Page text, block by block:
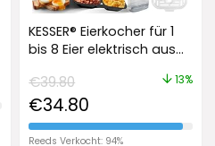
KESSER® Eierkocher für 1
bis 8 Eier elektrisch aus
Warmhaltefunktion |
LED-Drehschalter drei
Härtegrade | BPA-Frei &
Spülmaschinenfest |
€39.80
€34.80
13%
Reeds Verkocht: 94%